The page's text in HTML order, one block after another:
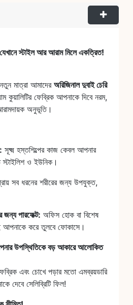
স্টাইল আর আরাম মিলে একত্রিত!
মাত্রা আমাদের অরিজিনাল দুবাই চেরি
কুয়ালিটির ফেব্রিক আপনাকে দিবে নরম,
অনুভূতি।
সূক্ষ্ম হস্তশিল্পের কাজ কেবল আপনার
ও ইউনিক।
সব ধরনের শরীরের জন্য উপযুক্ত,
জন্য পারফেক্ট: অফিস হোক বা বিশেষ
আপনাকে করে তুলবে ফোকাসে।
উপস্থিতিকে বড় আকারে আলোকিত
এবং চোখে পড়ার মতো এমব্রয়ডারি
দেবে সেলিব্রিটি ফিল!